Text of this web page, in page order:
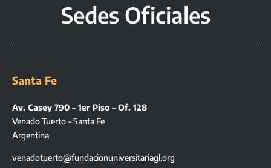
Sedes Oficiales
Santa Fe
Av. Casey 790 – 1er Piso – Of. 128
Venado Tuerto – Santa Fe
Argentina
venadotuerto@fundacionuniversitariagl.org